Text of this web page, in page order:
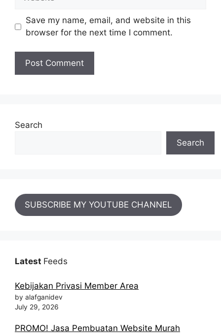
Save my name, email, and website in this
browser for the next time I comment.
Search
Search
SUBSCRIBE MY YOUTUBE CHANNEL
Latest Feeds
Kebijakan Privasi Member Area
by alafganidev
July 29, 2026
PROMO! Jasa Pembuatan Website Murah